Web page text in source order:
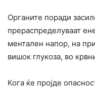
Органите поради
прераспределуваат
ментален напор, на
вишок глукоза, во
Кога ќе пројде